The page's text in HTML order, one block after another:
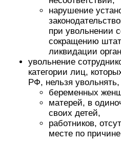
нарушение
при увольнении
сокращению
ликвидации
увольнение
категории лиц,
РФ, нельзя
беременных
матерей, в
своих детей,
работников,
месте по